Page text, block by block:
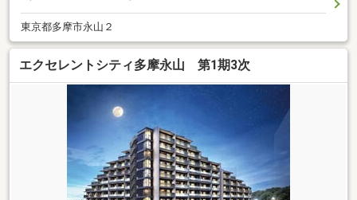
東京都多摩市永山２
エクセレントシティ多摩永山 第1期3次